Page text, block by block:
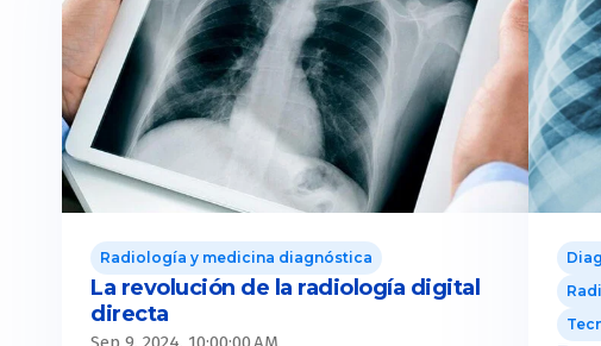
Radiología y medicina diagnóstica
La revolución de la radiología digital
directa